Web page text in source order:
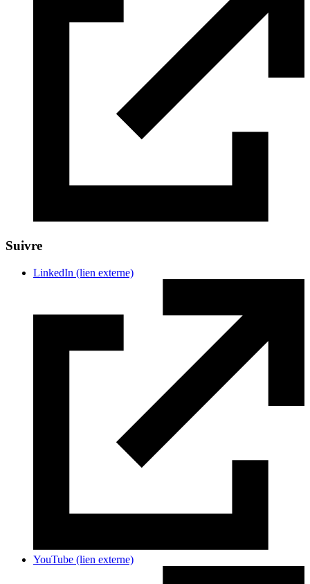
Suivre
LinkedIn (lien externe)
YouTube (lien externe)